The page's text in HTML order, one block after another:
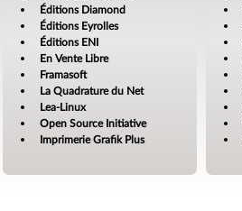
Éditions Diamond
Éditions Eyrolles
Éditions ENI
En Vente Libre
Framasoft
La Quadrature du Net
Lea-Linux
Open Source Initiative
Imprimerie Grafik Plus